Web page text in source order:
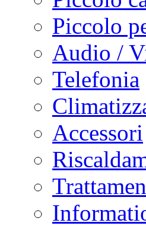
Piccolo
Audio /
Telefonia
Accessori